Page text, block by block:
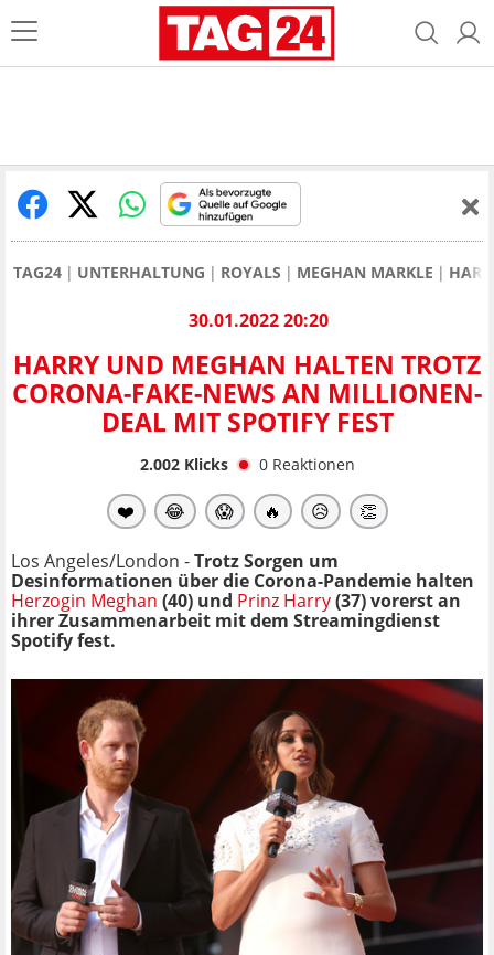
TAG24 UNTERHALTUNG ROYALS MEGHAN MARKLE
30.01.2022 20:20
HARRY UND MEGHAN HALTEN TROTZ
CORONA-FAKE-NEWS AN MILLIONEN-
DEAL MIT SPOTIFY FEST
2.002Klicks 0 Reaktionen
❤️ 😂 😱 🔥 😥 👏
Los Angeles/London -Trotz Sorgen um
Desinformationen über die Corona-Pandemie halten
Herzogin Meghan (40) und Prinz Harry(37) vorerst an
ihrer Zusammenarbeit mit dem Streamingdienst
Spotify fest.